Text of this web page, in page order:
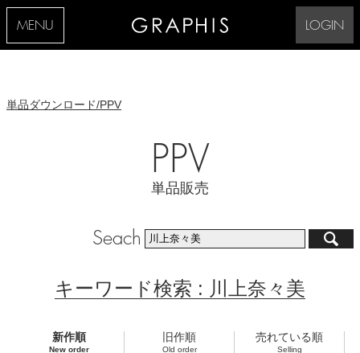
MENU LOGIN
単品ダウンロード/PPV
PPV
単品販売
Seach
キーワード検索 : 川上奈々美
新作順
New order
旧作順
Old order
売れている順
Selling